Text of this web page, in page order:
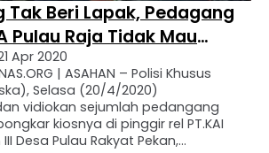
Tak Beri Lapak, Pedagang
Pulau Raja Tidak Mau
Apr 2020
| ASAHAN – Polisi Khusus
Selasa (20/4/2020)
vidiokan sejumlah pedangang
kiosnya di pinggir rel PT.KAI
Desa Pulau Rakyat Pekan,